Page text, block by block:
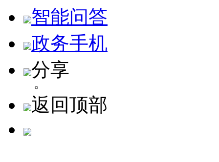
智能问答
政务手机
分享
返回顶部